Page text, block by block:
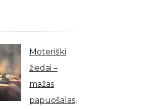
Moteriški
žiedai –
mažas
papuošalas,